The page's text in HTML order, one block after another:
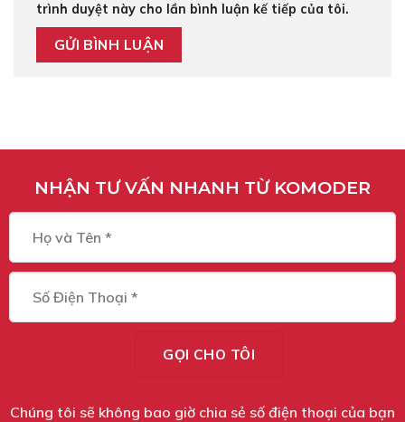
trình duyệt này cho lần bình luận kế tiếp của tôi.
NHẬN TƯ VẤN NHANH TỪ KOMODER
Chúng tôi sẽ không bao giờ chia sẻ số điện thoại của bạn